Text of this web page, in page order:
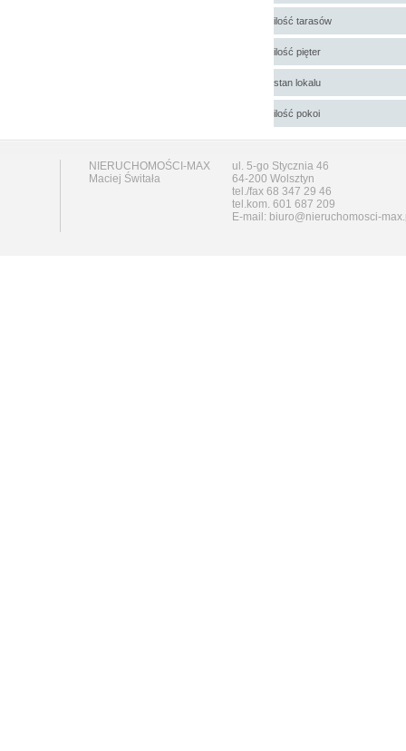
ilość tarasów
ilość pięter
stan lokalu
ilość pokoi
NIERUCHOMOŚCI-MAX
Maciej Świtała
ul. 5-go Stycznia 46
64-200 Wolsztyn
tel./fax 68 347 29 46
tel.kom. 601 687 209
E-mail: biuro@nieruchomosci-